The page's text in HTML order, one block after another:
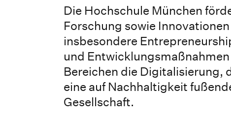
Die Hochschule München
Forschung sowie
insbesondere
und
Bereichen die Digitalisierung,
eine auf Nachhaltigkeit
Gesellschaft.